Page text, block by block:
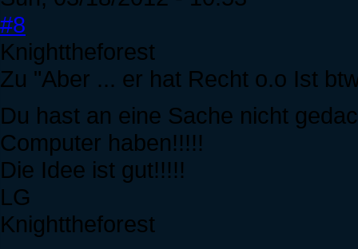
#8
Knighttheforest
Zu "Aber ... er hat Recht o.o Ist
Du hast an eine Sache nicht
Computer haben!!!!!
Die Idee ist gut!!!!!
LG
Knighttheforest